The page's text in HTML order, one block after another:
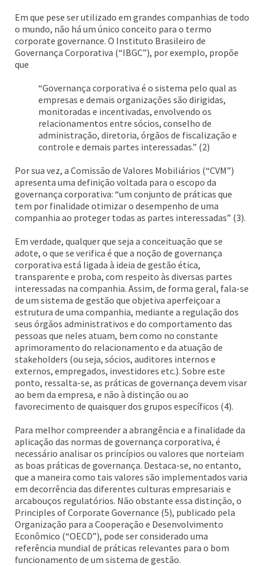
Em que pese ser utilizado em grandes companhias de todo
o mundo, não há um único conceito para o termo
corporate governance. O Instituto Brasileiro de
Governança Corporativa (“IBGC”), por exemplo, propõe
que
“Governança corporativa é o sistema pelo qual as
empresas e demais organizações são dirigidas,
monitoradas e incentivadas, envolvendo os
relacionamentos entre sócios, conselho de
administração, diretoria, órgãos de fiscalização e
controle e demais partes interessadas.” (2)
Por sua vez, a Comissão de Valores Mobiliários (“CVM”)
apresenta uma definição voltada para o escopo da
governança corporativa: “um conjunto de práticas que
tem por finalidade otimizar o desempenho de uma
companhia ao proteger todas as partes interessadas” (3).
Em verdade, qualquer que seja a conceituação que se
adote, o que se verifica é que a noção de governança
corporativa está ligada à ideia de gestão ética,
transparente e proba, com respeito às diversas partes
interessadas na companhia. Assim, de forma geral, fala-se
de um sistema de gestão que objetiva aperfeiçoar a
estrutura de uma companhia, mediante a regulação dos
seus órgãos administrativos e do comportamento das
pessoas que neles atuam, bem como no constante
aprimoramento do relacionamento e da atuação de
stakeholders (ou seja, sócios, auditores internos e
externos, empregados, investidores etc.). Sobre este
ponto, ressalta-se, as práticas de governança devem visar
ao bem da empresa, e não à distinção ou ao
favorecimento de quaisquer dos grupos específicos (4).
Para melhor compreender a abrangência e a finalidade da
aplicação das normas de governança corporativa, é
necessário analisar os princípios ou valores que norteiam
as boas práticas de governança. Destaca-se, no entanto,
que a maneira como tais valores são implementados varia
em decorrência das diferentes culturas empresariais e
arcabouços regulatórios. Não obstante essa distinção, o
Principles of Corporate Governance (5), publicado pela
Organização para a Cooperação e Desenvolvimento
Econômico (“OECD”), pode ser considerado uma
referência mundial de práticas relevantes para o bom
funcionamento de um sistema de gestão.